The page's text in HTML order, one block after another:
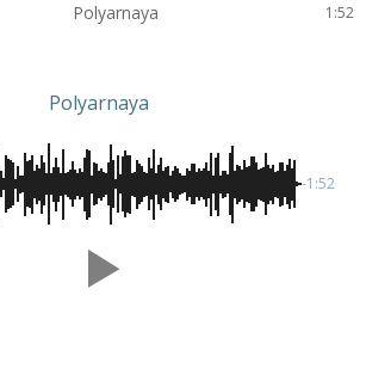
Polyarnaya 1:52
Polyarnaya
-1:52